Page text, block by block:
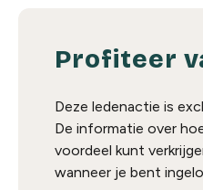
Profiteer
Deze ledenactie is
De informatie over
voordeel kunt
wanneer je bent